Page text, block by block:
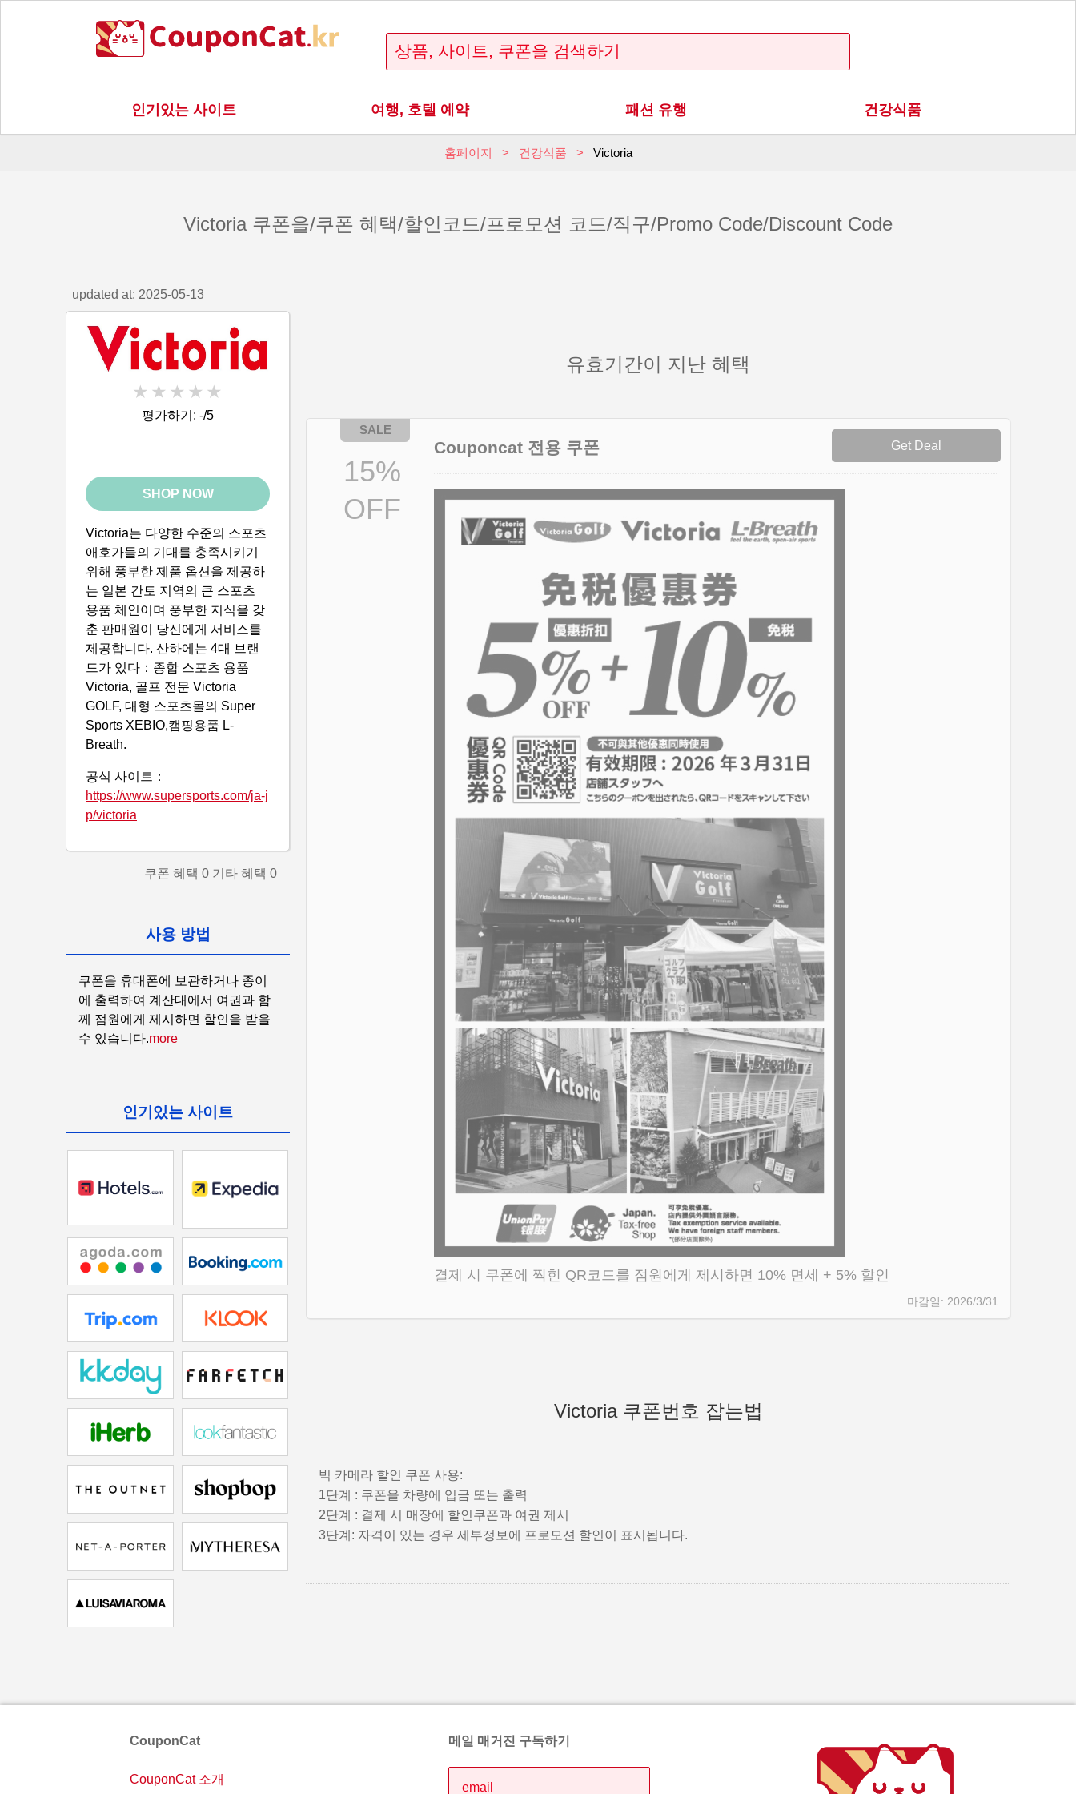
인기있는 사이트 여행, 호텔 예약 패션 유행 건강식품
홈페이지 건강식품 Victoria
Victoria 쿠폰을/쿠폰 혜택/할인코드/프로모션 코드/직구/Promo Code/Discount Code
updated at: 2025-05-13
유효기간이 지난 혜택
15%
OFF
Couponcat 전용 쿠폰 Get Deal
결제 시 쿠폰에 찍힌 QR코드를 점원에게 제시하면 10% 면세 + 5% 할인
2026/3/31
Victoria 쿠폰번호 잡는법
빅 카메라 할인 쿠폰 사용:
1단계 : 쿠폰을 차량에 입금 또는 출력
2단계 : 결제 시 매장에 할인쿠폰과 여권 제시
3단계: 자격이 있는 경우 세부정보에 프로모션 할인이 표시됩니다.
평가하기: -/5
SHOP NOW
Victoria는 다양한 수준의 스포츠
애호가들의 기대를 충족시키기
위해 풍부한 제품 옵션을 제공하
는 일본 간토 지역의 큰 스포츠
용품 체인이며 풍부한 지식을 갖
춘 판매원이 당신에게 서비스를
제공합니다. 산하에는 4대 브랜
드가 있다：종합 스포츠 용품
Victoria, 골프 전문 Victoria
GOLF, 대형 스포츠몰의 Super
Sports XEBIO,캠핑용품 L-
Breath.
공식 사이트：
https://www.supersports.com/ja-j
p/victoria
쿠폰 혜택 0 기타 혜택 0
사용 방법
쿠폰을 휴대폰에 보관하거나 종이
에 출력하여 계산대에서 여권과 함
께 점원에게 제시하면 할인을 받을
수 있습니다.more
인기있는 사이트
CouponCat
CouponCat 소개
메일 매거진 구독하기